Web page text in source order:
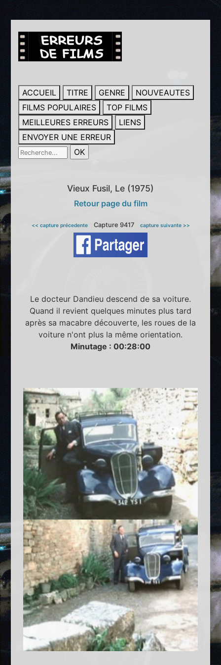
ACCUEIL TITRE GENRE
NOUVEAUTES
FILMS POPULAIRES
TOP FILMS
MEILLEURES ERREURS
LIENS
ENVOYER UNE ERREUR
Vieux Fusil, Le (1975)
Retour page du film
<< capture précedenteCapture 9417 capture suivante >>
Le docteur Dandieu descend de sa voiture.
Quand il revient quelques minutes plus tard
après sa macabre découverte, les roues de la
voiture n'ont plus la même orientation.
Minutage : 00:28:00